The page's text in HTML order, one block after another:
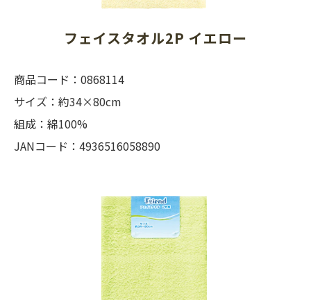
フェイスタオル2P イエロー
商品コード：0868114
サイズ：約34×80cm
組成：綿100%
JANコード：4936516058890